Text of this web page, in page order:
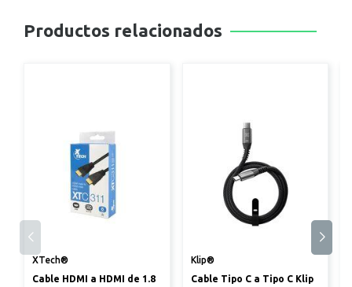
Productos relacionados
XTech®
Cable HDMI a HDMI de 1.8
Klip®
Cable Tipo C a Tipo C Klip